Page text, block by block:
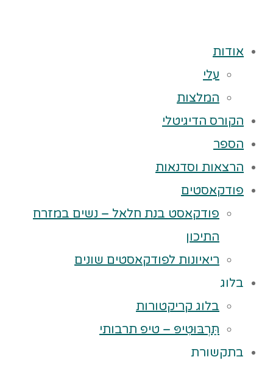
אודות
עלי
המלצות
הקורס הדיגיטלי
הספר
הרצאות וסדנאות
פודקאסטים
פודקאסט בנת חלאל – נשים במזרח
התיכון
ריאיונות לפודקאסטים שונים
בלוג
בלוג קריקטורות
תַּרְבּוּטִיפּ – טיפ תרבותי
בתקשורת